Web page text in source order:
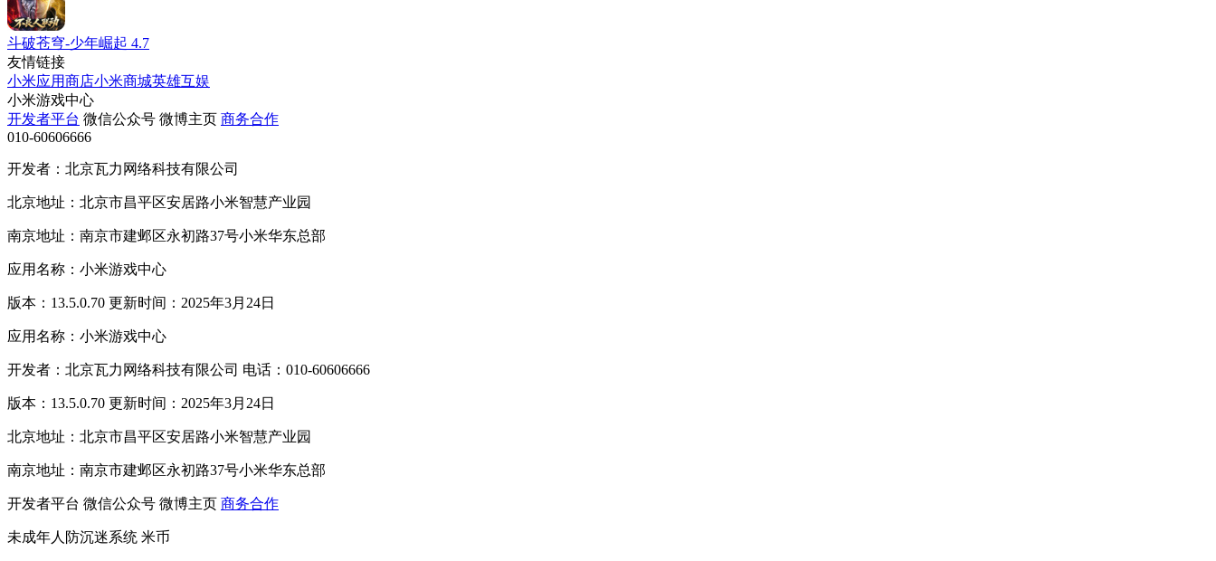
斗破苍穹-少年崛起 4.7
友情链接
小米应用商店小米商城英雄互娱
小米游戏中心
开发者平台 微信公众号 微博主页 商务合作
010-60606666
开发者：北京瓦力网络科技有限公司
北京地址：北京市昌平区安居路小米智慧产业园
南京地址：南京市建邺区永初路37号小米华东总部
应用名称：小米游戏中心
版本：13.5.0.70 更新时间：2025年3月24日
应用名称：小米游戏中心
开发者：北京瓦力网络科技有限公司 电话：010-60606666
版本：13.5.0.70 更新时间：2025年3月24日
北京地址：北京市昌平区安居路小米智慧产业园
南京地址：南京市建邺区永初路37号小米华东总部
开发者平台 微信公众号 微博主页 商务合作
未成年人防沉迷系统 米币